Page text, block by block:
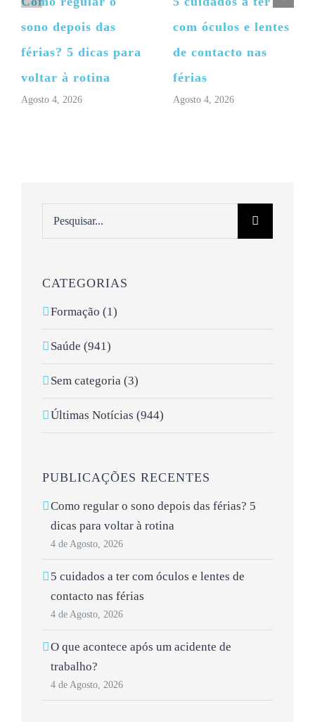
sono depois das
férias? 5 dicas para
voltar à rotina
Agosto 4, 2026
com óculos e lentes
de contacto nas
férias
Agosto 4, 2026
CATEGORIAS
Formação (1)
Saúde (941)
Sem categoria (3)
Últimas Notícias (944)
PUBLICAÇÕES RECENTES
Como regular o sono depois das férias? 5
dicas para voltar à rotina
4 de Agosto, 2026
5 cuidados a ter com óculos e lentes de
contacto nas férias
4 de Agosto, 2026
O que acontece após um acidente de
trabalho?
4 de Agosto, 2026